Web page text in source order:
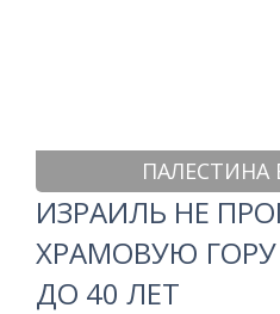
ПАЛЕСТИНА
ИЗРАИЛЬ НЕ
ХРАМОВУЮ
ДО 40 ЛЕТ